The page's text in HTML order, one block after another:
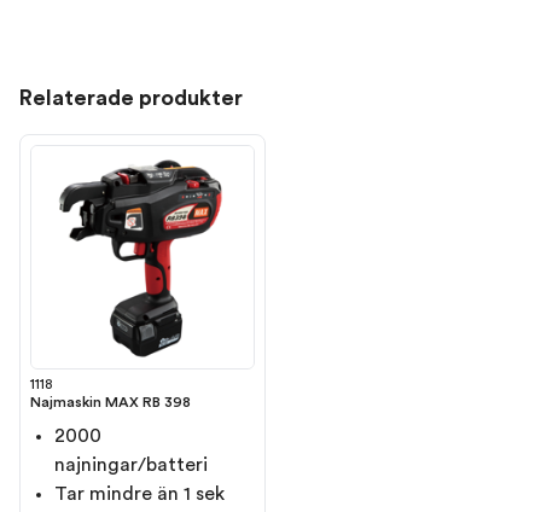
Relaterade produkter
1118
Najmaskin MAX RB 398
2000
najningar/batteri
Tar mindre än 1 sek